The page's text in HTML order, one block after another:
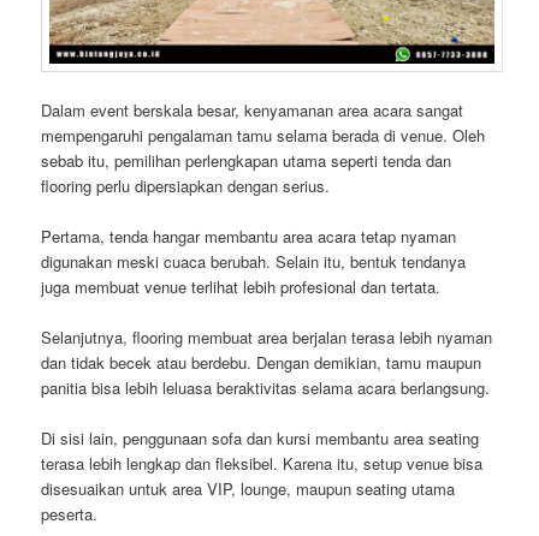
Dalam event berskala besar, kenyamanan area acara sangat
mempengaruhi pengalaman tamu selama berada di venue. Oleh
sebab itu, pemilihan perlengkapan utama seperti tenda dan
flooring perlu dipersiapkan dengan serius.
Pertama, tenda hangar membantu area acara tetap nyaman
digunakan meski cuaca berubah. Selain itu, bentuk tendanya
juga membuat venue terlihat lebih profesional dan tertata.
Selanjutnya, flooring membuat area berjalan terasa lebih nyaman
dan tidak becek atau berdebu. Dengan demikian, tamu maupun
panitia bisa lebih leluasa beraktivitas selama acara berlangsung.
Di sisi lain, penggunaan sofa dan kursi membantu area seating
terasa lebih lengkap dan fleksibel. Karena itu, setup venue bisa
disesuaikan untuk area VIP, lounge, maupun seating utama
peserta.